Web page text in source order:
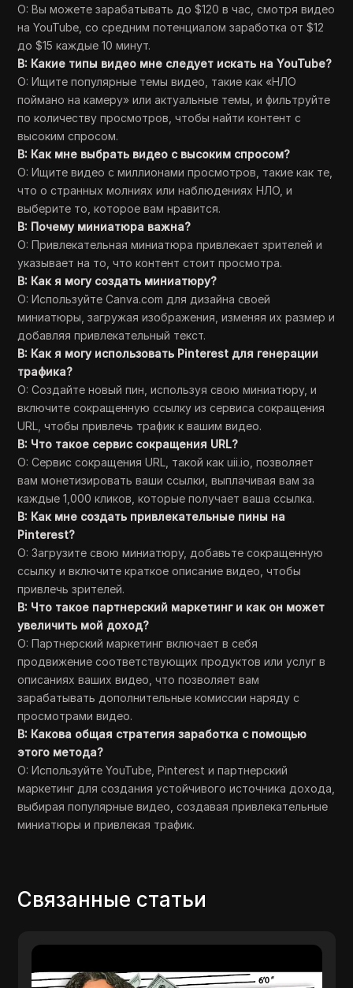
О: Вы можете зарабатывать до $120 в час, смотря видео
на YouTube, со средним потенциалом заработка от $12
до $15 каждые 10 минут.
В: Какие типы видео мне следует искать на YouTube?
О: Ищите популярные темы видео, такие как «НЛО
поймано на камеру» или актуальные темы, и фильтруйте
по количеству просмотров, чтобы найти контент с
высоким спросом.
В: Как мне выбрать видео с высоким спросом?
О: Ищите видео с миллионами просмотров, такие как те,
что о странных молниях или наблюдениях НЛО, и
выберите то, которое вам нравится.
В: Почему миниатюра важна?
О: Привлекательная миниатюра привлекает зрителей и
указывает на то, что контент стоит просмотра.
В: Как я могу создать миниатюру?
О: Используйте Canva.com для дизайна своей
миниатюры, загружая изображения, изменяя их размер и
добавляя привлекательный текст.
В: Как я могу использовать Pinterest для генерации
трафика?
О: Создайте новый пин, используя свою миниатюру, и
включите сокращенную ссылку из сервиса сокращения
URL, чтобы привлечь трафик к вашим видео.
В: Что такое сервис сокращения URL?
О: Сервис сокращения URL, такой как uii.io, позволяет
вам монетизировать ваши ссылки, выплачивая вам за
каждые 1,000 кликов, которые получает ваша ссылка.
В: Как мне создать привлекательные пины на
Pinterest?
О: Загрузите свою миниатюру, добавьте сокращенную
ссылку и включите краткое описание видео, чтобы
привлечь зрителей.
В: Что такое партнерский маркетинг и как он может
увеличить мой доход?
О: Партнерский маркетинг включает в себя
продвижение соответствующих продуктов или услуг в
описаниях ваших видео, что позволяет вам
зарабатывать дополнительные комиссии наряду с
просмотрами видео.
В: Какова общая стратегия заработка с помощью
этого метода?
О: Используйте YouTube, Pinterest и партнерский
маркетинг для создания устойчивого источника дохода,
выбирая популярные видео, создавая привлекательные
миниатюры и привлекая трафик.
Связанные статьи